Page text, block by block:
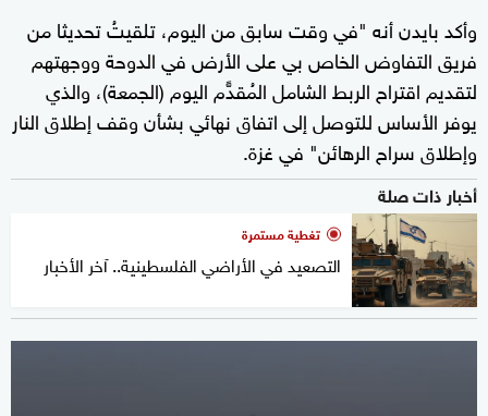
وأكد بايدن أنه "في وقت سابق من اليوم، تلقيتُ تحديثا من
فريق التفاوض الخاص بي على الأرض في الدوحة ووجهتهم
لتقديم اقتراح الربط الشامل المُقدًّم اليوم (الجمعة)، والذي
يوفر الأساس للتوصل إلى اتفاق نهائي بشأن وقف إطلاق النار
وإطلاق سراح الرهائن" في غزة.
أخبار ذات صلة
تغطية مستمرة
التصعيد في الأراضي الفلسطينية.. آخر الأخبار